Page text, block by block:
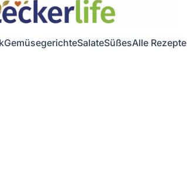
GemüsegerichteSalateSüßesAlle Rezepte